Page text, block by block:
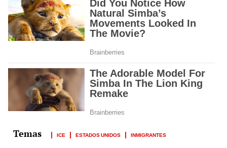
ICE ESTADOS UNIDOS INMIGRANTES